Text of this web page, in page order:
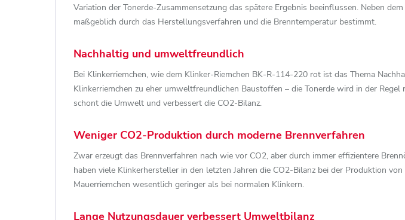
Variation der Tonerde-Zusammensetzung das spätere Ergebnis beeinflussen. Neben
maßgeblich durch das Herstellungsverfahren und die Brenntemperatur bestimmt.
Nachhaltig und umweltfreundlich
Bei Klinkerriemchen, wie dem Klinker-Riemchen BK-R-114-220 rot ist das Thema
Klinkerriemchen zu eher umweltfreundlichen Baustoffen – die Tonerde wird in der
schont die Umwelt und verbessert die CO2-Bilanz.
Weniger CO2-Produktion durch moderne Brennverfahren
Zwar erzeugt das Brennverfahren nach wie vor CO2, aber durch immer effizientere
haben viele Klinkerhersteller in den letzten Jahren die CO2-Bilanz bei der Produktion
Mauerriemchen wesentlich geringer als bei normalen Klinkern.
Lange Nutzungsdauer verbessert Umweltbilanz